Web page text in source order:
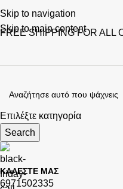
Skip to navigation
Skip to main content
FREE SHIPPING FOR ALL
Επιλέξτε κατηγορία
Search
ΚΑΛΕΣΤΕ ΜΑΣ
6971502335